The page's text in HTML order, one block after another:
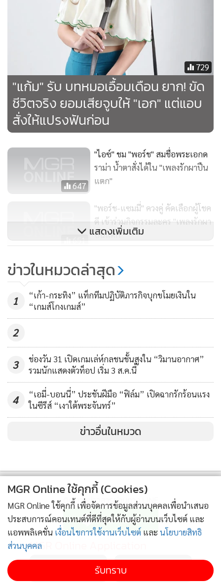
“เชน” กับ “วัลภา” จะพ่อแง่แม่งอนกันขนาดไหน ติดตามได้ใน
ละครเรื่อง “เพลงรักผาปืนแตก” ศุกร์ เสาร์ และ อาทิตย์ เวลา
20.20 น. ทางช่อง 7 สี
729
"แก้ม" รับ บทหมอเอื้อมเดือน ยาก! ขัด
ชีวิตจริง ยอมเสียจูบให้ "เอก" แต่แอบ
สั่งให้แปรงฟันก่อน
647
"ไอซ์" ชม "พอร์ช" สมชื่อพระเอกด
ราม่า น้ำตาสั่งได้ใน "เพลงรักผาปืน
แตก"
651
"พอร์ช-แซมมี่" ควงคู่ คัดเลือกผู้โชค
ดี เข้าร่วมกิจกรรมละคร "เพลงรักผา
ปืนแตก"
419
ท่องเที่ยวสไตล์ย้อนยุค ณ บ้าน
พิพิธภัณฑ์
แสดงเพิ่มเติม
ข่าวในหมวดล่าสุด
1
“เก้า-กระทิง” แท็กทีมปฏิบัติภารกิจบุกขโมยเงินใน
“เกมส์โกงเกมส์”
2
3
ช่องวัน 31 เปิดเกมเล่ห์กลชนชั้นสูงใน “วิมานอากาศ”
รวมนักแสดงตัวท็อป เริ่ม 3 ส.ค.นี้
4
“เอมี่-บอนนี่” ประชันฝีมือ “ฟิล์ม” เปิดฉากรักร้อนแรง
ในซีรีส์ “เงาใต้พระจันทร์”
ข่าวอื่นในหมวด
ติดตามข่าวสารผ่านทาง LINE
MGR Online Application
MGR Online ใช้คุกกี้ (Cookies)
MGR Online ใช้คุกกี้ เพื่อจัดการข้อมูลส่วนบุคคลเพื่อนำเสนอ
ประสบการณ์คอนเทนต์ที่ดีที่สุดให้กับผู้อ่านบนเว็บไซต์ และ
แอพพลิเคชั่น เงื่อนไขการใช้งานเว็บไซต์ และ นโยบายสิทธิ
ส่วนบุคคล
รับทราบ